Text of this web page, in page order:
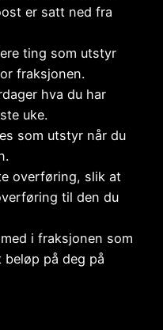
er satt ned fra
ting som utstyr
fraksjonen.
hva du har
uke.
som utstyr når du
overføring, slik at
til den du
i fraksjonen som
på deg på